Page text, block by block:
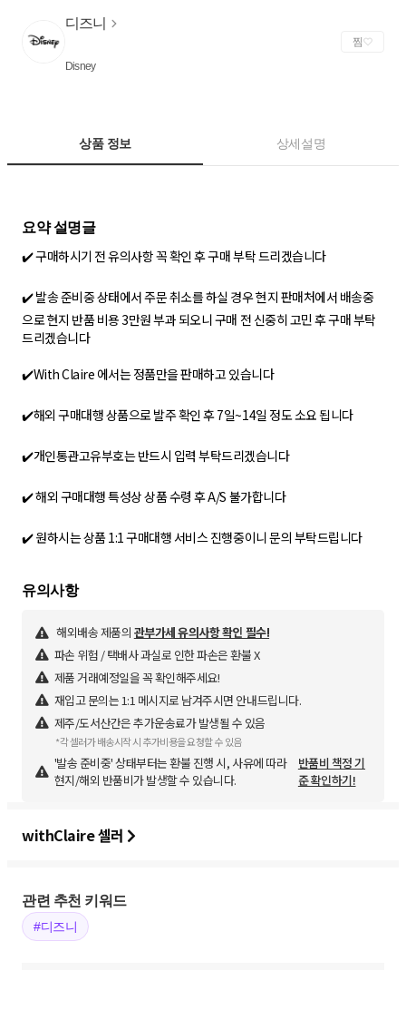
디즈니
Disney
찜
상품 정보 상세설명
요약 설명글
✔️ 구매하시기 전 유의사항 꼭 확인 후 구매 부탁 드리겠습니다
✔️ 발송 준비중 상태에서 주문 취소를 하실 경우 현지 판매처에서 배송중
으로 현지 반품 비용 3만원 부과 되오니 구매 전 신중히 고민 후 구매 부탁
드리겠습니다
✔️With Claire 에서는 정품만을 판매하고 있습니다
✔️해외 구매대행 상품으로 발주 확인 후 7일~14일 정도 소요 됩니다
✔️개인통관고유부호는 반드시 입력 부탁드리겠습니다
✔️ 해외 구매대행 특성상 상품 수령 후 A/S 불가합니다
✔️ 원하시는 상품 1:1 구매대행 서비스 진행중이니 문의 부탁드립니다
유의사항
해외배송 제품의 관부가세 유의사항 확인 필수!
파손 위험 / 택배사 과실로 인한 파손은 환불 X
제품 거래예정일을 꼭 확인해주세요!
재입고 문의는 1:1 메시지로 남겨주시면 안내드립니다.
제주/도서산간은 추가운송료가 발생될 수 있음
*각 셀러가 배송시작 시 추가비용을 요청할 수 있음
'발송 준비중' 상태부터는 환불 진행 시, 사유에 따라
현지/해외 반품비가 발생할 수 있습니다.
반품비 책정 기
준 확인하기!
withClaire 셀러
관련 추천 키워드
#디즈니